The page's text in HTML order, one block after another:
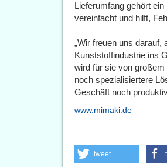
Lieferumfang gehört
vereinfacht und hilft,
„Wir freuen uns darauf,
Kunststoffindustrie ins
wird für sie von
noch spezialisiertere
Geschäft noch
www.mimaki.de
tweet